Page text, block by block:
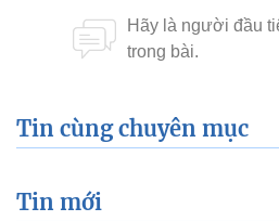
Tin cùng chuyên mục
Tin mới